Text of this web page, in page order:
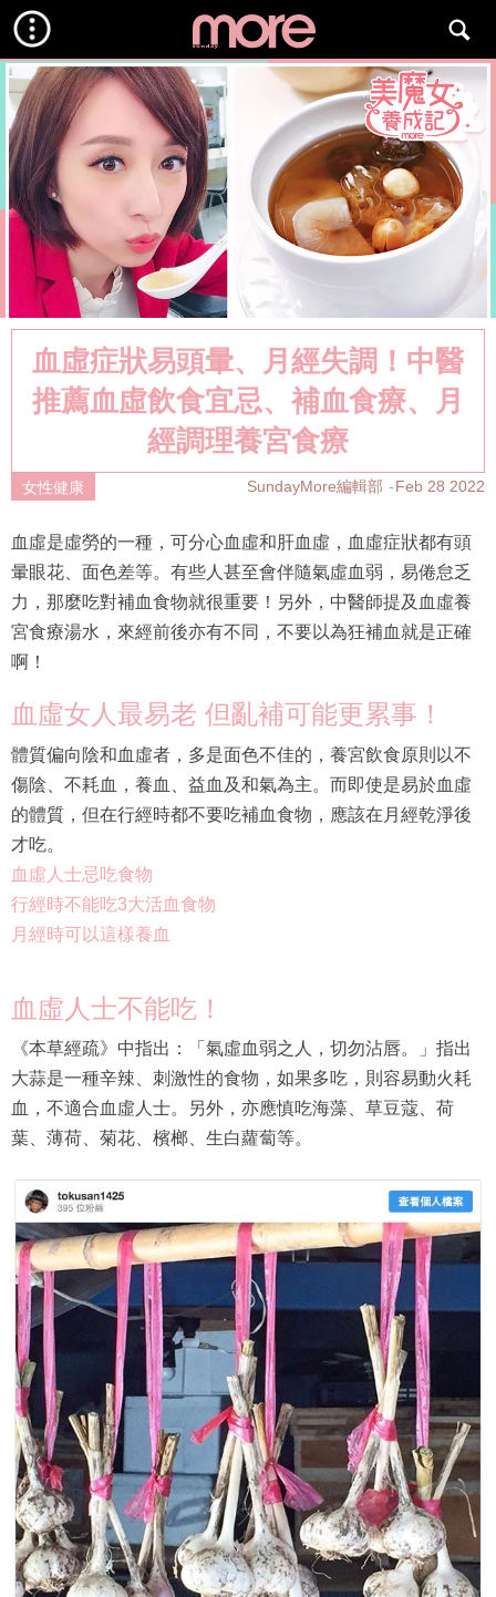
血虛症狀易頭暈、月經失調！中醫
推薦血虛飲食宜忌、補血食療、月
經調理養宮食療
女性健康 SundayMore編輯部 Feb 28 2022
血虛是虛勞的一種，可分心血虛和肝血虛，血虛症狀都有頭
暈眼花、面色差等。有些人甚至會伴隨氣虛血弱，易倦怠乏
力，那麼吃對補血食物就很重要！另外，中醫師提及血虛養
宮食療湯水，來經前後亦有不同，不要以為狂補血就是正確
啊！
血虛女人最易老 但亂補可能更累事！
體質偏向陰和血虛者，多是面色不佳的，養宮飲食原則以不
傷陰、不耗血，養血、益血及和氣為主。而即使是易於血虛
的體質，但在行經時都不要吃補血食物，應該在月經乾淨後
才吃。
血虛人士忌吃食物
行經時不能吃3大活血食物
月經時可以這樣養血
血虛人士不能吃！
《本草經疏》中指出：「氣虛血弱之人，切勿沾唇。」指出
大蒜是一種辛辣、刺激性的食物，如果多吃，則容易動火耗
血，不適合血虛人士。另外，亦應慎吃海藻、草豆蔻、荷
葉、薄荷、菊花、檳榔、生白蘿蔔等。